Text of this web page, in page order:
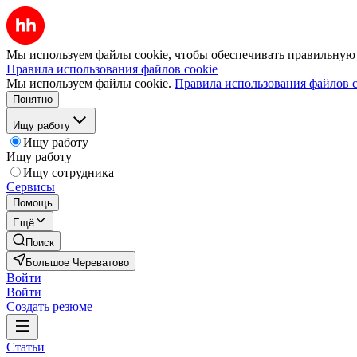
Мы используем файлы cookie, чтобы обеспечивать правильную
Правила использования файлов cookie
Мы используем файлы cookie. Правила использования файлов
Понятно
Ищу работу
Ищу работу
Ищу работу
Ищу сотрудника
Сервисы
Помощь
Ещё
Поиск
Большое Череватово
Войти
Войти
Создать резюме
Статьи